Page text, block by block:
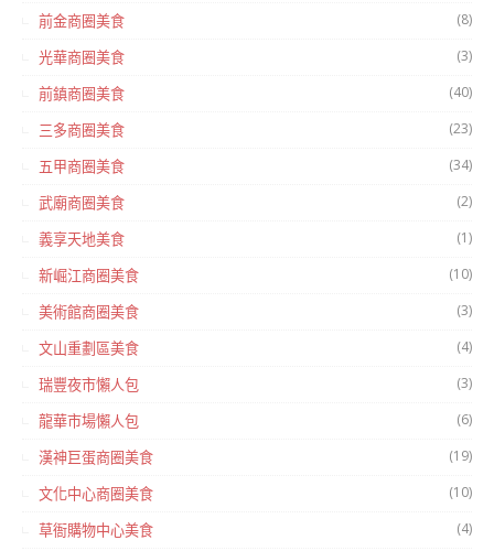
前金商圈美食 (8)
光華商圈美食 (3)
前鎮商圈美食 (40)
三多商圈美食 (23)
五甲商圈美食 (34)
武廟商圈美食 (2)
義享天地美食 (1)
新崛江商圈美食 (10)
美術館商圈美食 (3)
文山重劃區美食 (4)
瑞豐夜市懶人包 (3)
龍華市場懶人包 (6)
漢神巨蛋商圈美食 (19)
文化中心商圈美食 (10)
草衙購物中心美食 (4)